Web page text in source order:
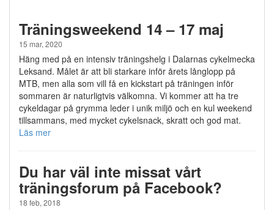
Träningsweekend 14 – 17 maj
15 mar, 2020
Häng med på en intensiv träningshelg i Dalarnas cykelmecka
Leksand. Målet är att bli starkare inför årets långlopp på
MTB, men alla som vill få en kickstart på träningen inför
sommaren är naturligtvis välkomna. Vi kommer att ha tre
cykeldagar på grymma leder i unik miljö och en kul weekend
tillsammans, med mycket cykelsnack, skratt och god mat.
Läs mer
Du har väl inte missat vårt
träningsforum på Facebook?
18 feb, 2018